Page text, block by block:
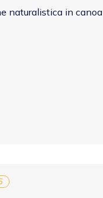
naturalistica in canoa